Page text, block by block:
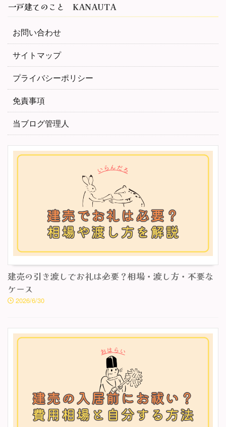
一戸建てのこと KANAUTA
お問い合わせ
サイトマップ
プライバシーポリシー
免責事項
当ブログ管理人
建売の引き渡しでお礼は必要？相場・渡し方・不要な
ケース
2026/6/30